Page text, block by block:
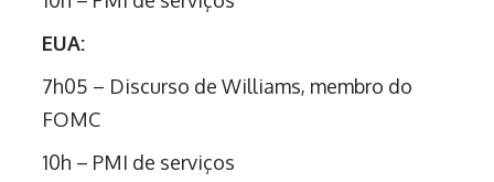
EUA:
7h05 – Discurso de Williams, membro do
FOMC
10h – PMI de serviços